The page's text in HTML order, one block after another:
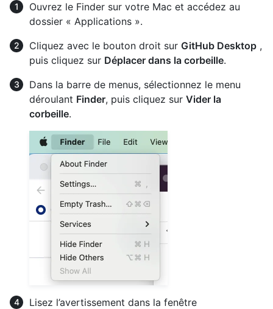
Ouvrez le Finder sur votre Mac et accédez au
dossier « Applications ».
Cliquez avec le bouton droit sur GitHub Desktop ,
puis cliquez sur Déplacer dans la corbeille.
Dans la barre de menus, sélectionnez le menu
déroulant Finder, puis cliquez sur Vider la
corbeille.
Lisez l’avertissement dans la fenêtre